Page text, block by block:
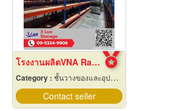
โรงงานผลิตVNA Racks
Category : ชั้นวางของและอุปกรณ์
Contact seller